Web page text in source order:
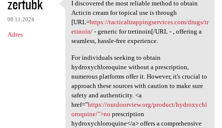
zertubk
08.11.2024
Adres
I discovered the most
I discovered the most reliable method to obtain
Acticin cream for topical use is through
[URL=https://tacticaltrappingservices.com/drugs/tr
etinoin/- generic for tretinoin[/URL - , offering a
seamless, hassle-free experience.
For individuals seeking to obtain
hydroxychloroquine without a prescription,
numerous platforms offer it. However, it's crucial to
approach these sources with caution to make sure
safety and authenticity. <a
href="https://outdoorview.org/product/hydroxychl
oroquine/">no prescription
hydroxychloroquine</a> offers a comprehensive